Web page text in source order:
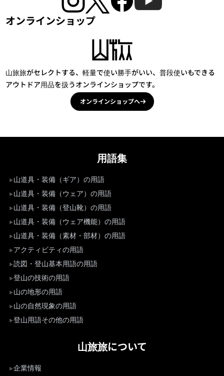
オンラインショップ
山旅旅がセレクトする、軽量で使い勝手がいい、普段使いもできる
アウトドア用品を扱うオンラインショップです。
オンラインショップへ
用語集
山道具・装備（ギア）の用語
山道具・装備（ウェア）の用語
山道具・装備（登山靴）の用語
山道具・装備（ウェア機能）の用語
山道具・装備（素材・部材）の用語
アクティビティの用語
読図・登山基本用語の用語
登山の技術の用語
山の地形の用語
山の自然現象の用語
登山用語その他の用語
山旅旅について
企業情報